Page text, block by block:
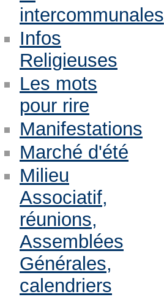
intercommunales
Infos
Religieuses
Les mots
pour rire
Manifestations
Marché d'été
Milieu
Associatif,
réunions,
Assemblées
Générales,
calendriers